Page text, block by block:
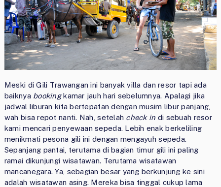
Meski di Gili Trawangan ini banyak villa dan resor tapi ada
baiknya bookingkamar jauh hari sebelumnya. Apalagi jika
jadwal liburan kita bertepatan dengan musim libur panjang,
wah bisa repot nanti. Nah, setelah check in di sebuah resor
kami mencari penyewaan sepeda. Lebih enak berkeliling
menikmati pesona gili ini dengan mengayuh sepeda.
Sepanjang pantai, terutama di bagian timur gili ini paling
ramai dikunjungi wisatawan. Terutama wisatawan
mancanegara. Ya, sebagian besar yang berkunjung ke sini
adalah wisatawan asing. Mereka bisa tinggal cukup lama